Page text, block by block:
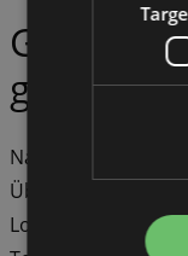
Gibt’s
Na klar! Zu
Losverfahren